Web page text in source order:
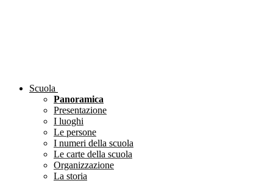
Scuola
Panoramica
Presentazione
I luoghi
Le persone
I numeri della scuola
Le carte della scuola
Organizzazione
La storia